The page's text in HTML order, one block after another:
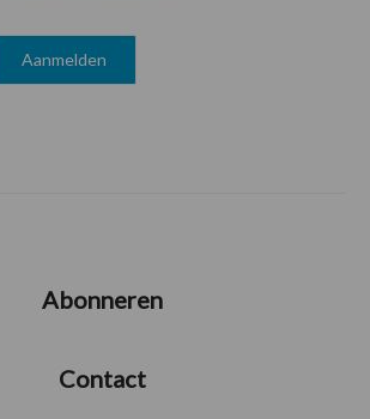
Abonneren
Contact